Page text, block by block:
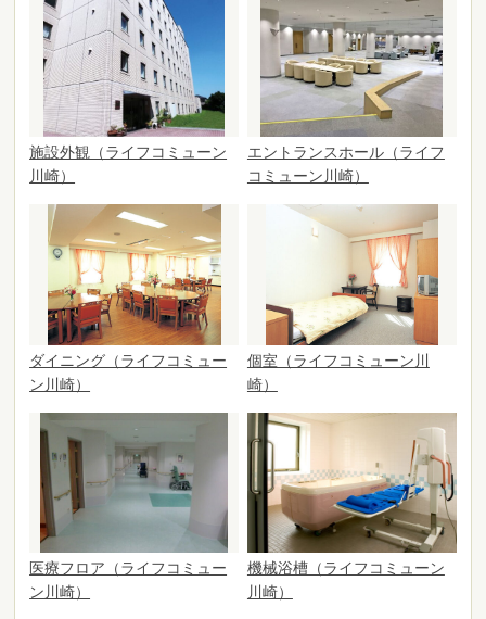
施設外観（ライフコミューン
川崎）
エントランスホール（ライフ
コミューン川崎）
ダイニング（ライフコミュー
ン川崎）
個室（ライフコミューン川
崎）
医療フロア（ライフコミュー
ン川崎）
機械浴槽（ライフコミューン
川崎）